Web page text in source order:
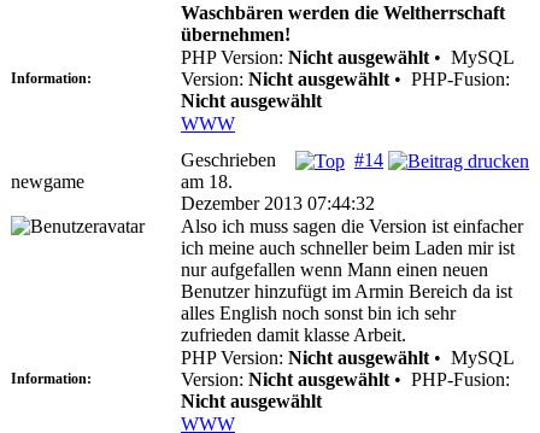
Waschbären werden die Weltherrschaft
übernehmen!
Information:
PHP Version: Nicht ausgewählt • MySQL
Version: Nicht ausgewählt • PHP-Fusion:
Nicht ausgewählt
WWW
newgame
#14
Geschrieben
am 18.
Dezember 2013 07:44:32
Also ich muss sagen die Version ist einfacher
ich meine auch schneller beim Laden mir ist
nur aufgefallen wenn Mann einen neuen
Benutzer hinzufügt im Armin Bereich da ist
alles English noch sonst bin ich sehr
zufrieden damit klasse Arbeit.
Information:
PHP Version: Nicht ausgewählt • MySQL
Version: Nicht ausgewählt • PHP-Fusion:
Nicht ausgewählt
WWW